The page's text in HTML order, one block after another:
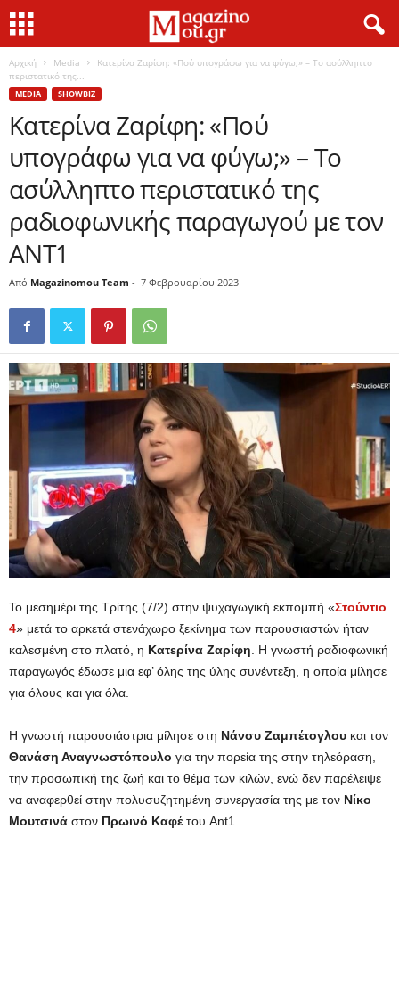
Αρχική Media
Κατερίνα Ζαρίφη: «Πού υπογράφω για να φύγω;» – Το ασύλληπτο
περιστατικό της...
MEDIA SHOWBIZ
Κατερίνα Ζαρίφη: «Πού
υπογράφω για να φύγω;» – Το
ασύλληπτο περιστατικό της
ραδιοφωνικής παραγωγού με τον
ΑΝΤ1
Από Magazinomou Team - 7 Φεβρουαρίου 2023
Το μεσημέρι της Τρίτης (7/2) στην ψυχαγωγική εκπομπή «Στούντιο
4» μετά το αρκετά στενάχωρο ξεκίνημα των παρουσιαστών ήταν
καλεσμένη στο πλατό, η Κατερίνα Ζαρίφη . Η γνωστή ραδιοφωνική
παραγωγός έδωσε μια εφ’ όλης της ύλης συνέντεξη, η οποία μίλησε
για όλους και για όλα.
Η γνωστή παρουσιάστρια μίλησε στη Νάνσυ Ζαμπέτογλου και τον
Θανάση Αναγνωστόπουλο για την πορεία της στην τηλεόραση,
την προσωπική της ζωή και το θέμα των κιλών, ενώ δεν παρέλειψε
να αναφερθεί στην πολυσυζητημένη συνεργασία της με τον Νίκο
Μουτσινά στον Πρωινό Καφέτου Ant1.